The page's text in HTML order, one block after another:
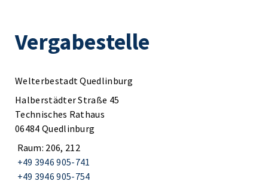
Vergabestelle
Welterbestadt Quedlinburg
Halberstädter Straße 45
Technisches Rathaus
06484 Quedlinburg
Raum: 206, 212
+49 3946 905-741
+49 3946 905-754